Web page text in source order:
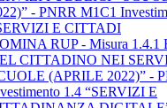
- PNRR M1C1
E CITTADI
RUP - Misura 1.4.1
CITTADINO NEI
(APRILE 2022)” -
1.4 “SERVIZI E